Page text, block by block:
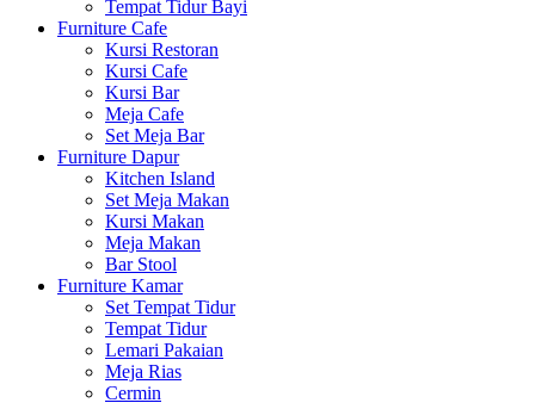
Tempat Tidur Bayi
Furniture Cafe
Kursi Restoran
Kursi Cafe
Kursi Bar
Meja Cafe
Set Meja Bar
Furniture Dapur
Kitchen Island
Set Meja Makan
Kursi Makan
Meja Makan
Bar Stool
Furniture Kamar
Set Tempat Tidur
Tempat Tidur
Lemari Pakaian
Meja Rias
Cermin